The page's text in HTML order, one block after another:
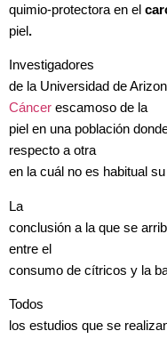
quimio-protectora en el
piel .
Investigadores
de la Universidad de
Cáncer escamoso de la
piel en una población
respecto a otra
en la cuál no es habitual
La
conclusión a la que se
entre el
consumo de cítricos y la
Todos
los estudios que se